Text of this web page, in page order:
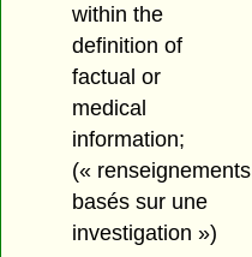
within the
definition of
factual or
medical
information;
(« renseignements
basés sur une
investigation »)